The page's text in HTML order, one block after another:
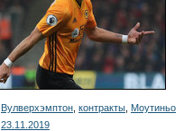
Вулверхэмптон контракты Моутиньо
23.11.2019